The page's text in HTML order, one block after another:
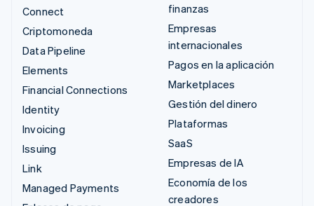
Connect
Criptomoneda
Data Pipeline
Elements
Financial Connections
Identity
Invoicing
Issuing
Link
Managed Payments
finanzas
Empresas
internacionales
Pagos en la aplicación
Marketplaces
Gestión del dinero
Plataformas
SaaS
Empresas de IA
Economía de los
creadores